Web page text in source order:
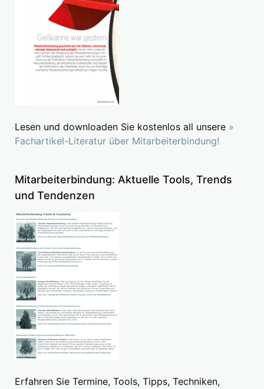
Lesen und downloaden Sie kostenlos all unsere »
Fachartikel-Literatur über Mitarbeiterbindung!
Mitarbeiterbindung: Aktuelle Tools, Trends
und Tendenzen
Erfahren Sie Termine, Tools, Tipps, Techniken,